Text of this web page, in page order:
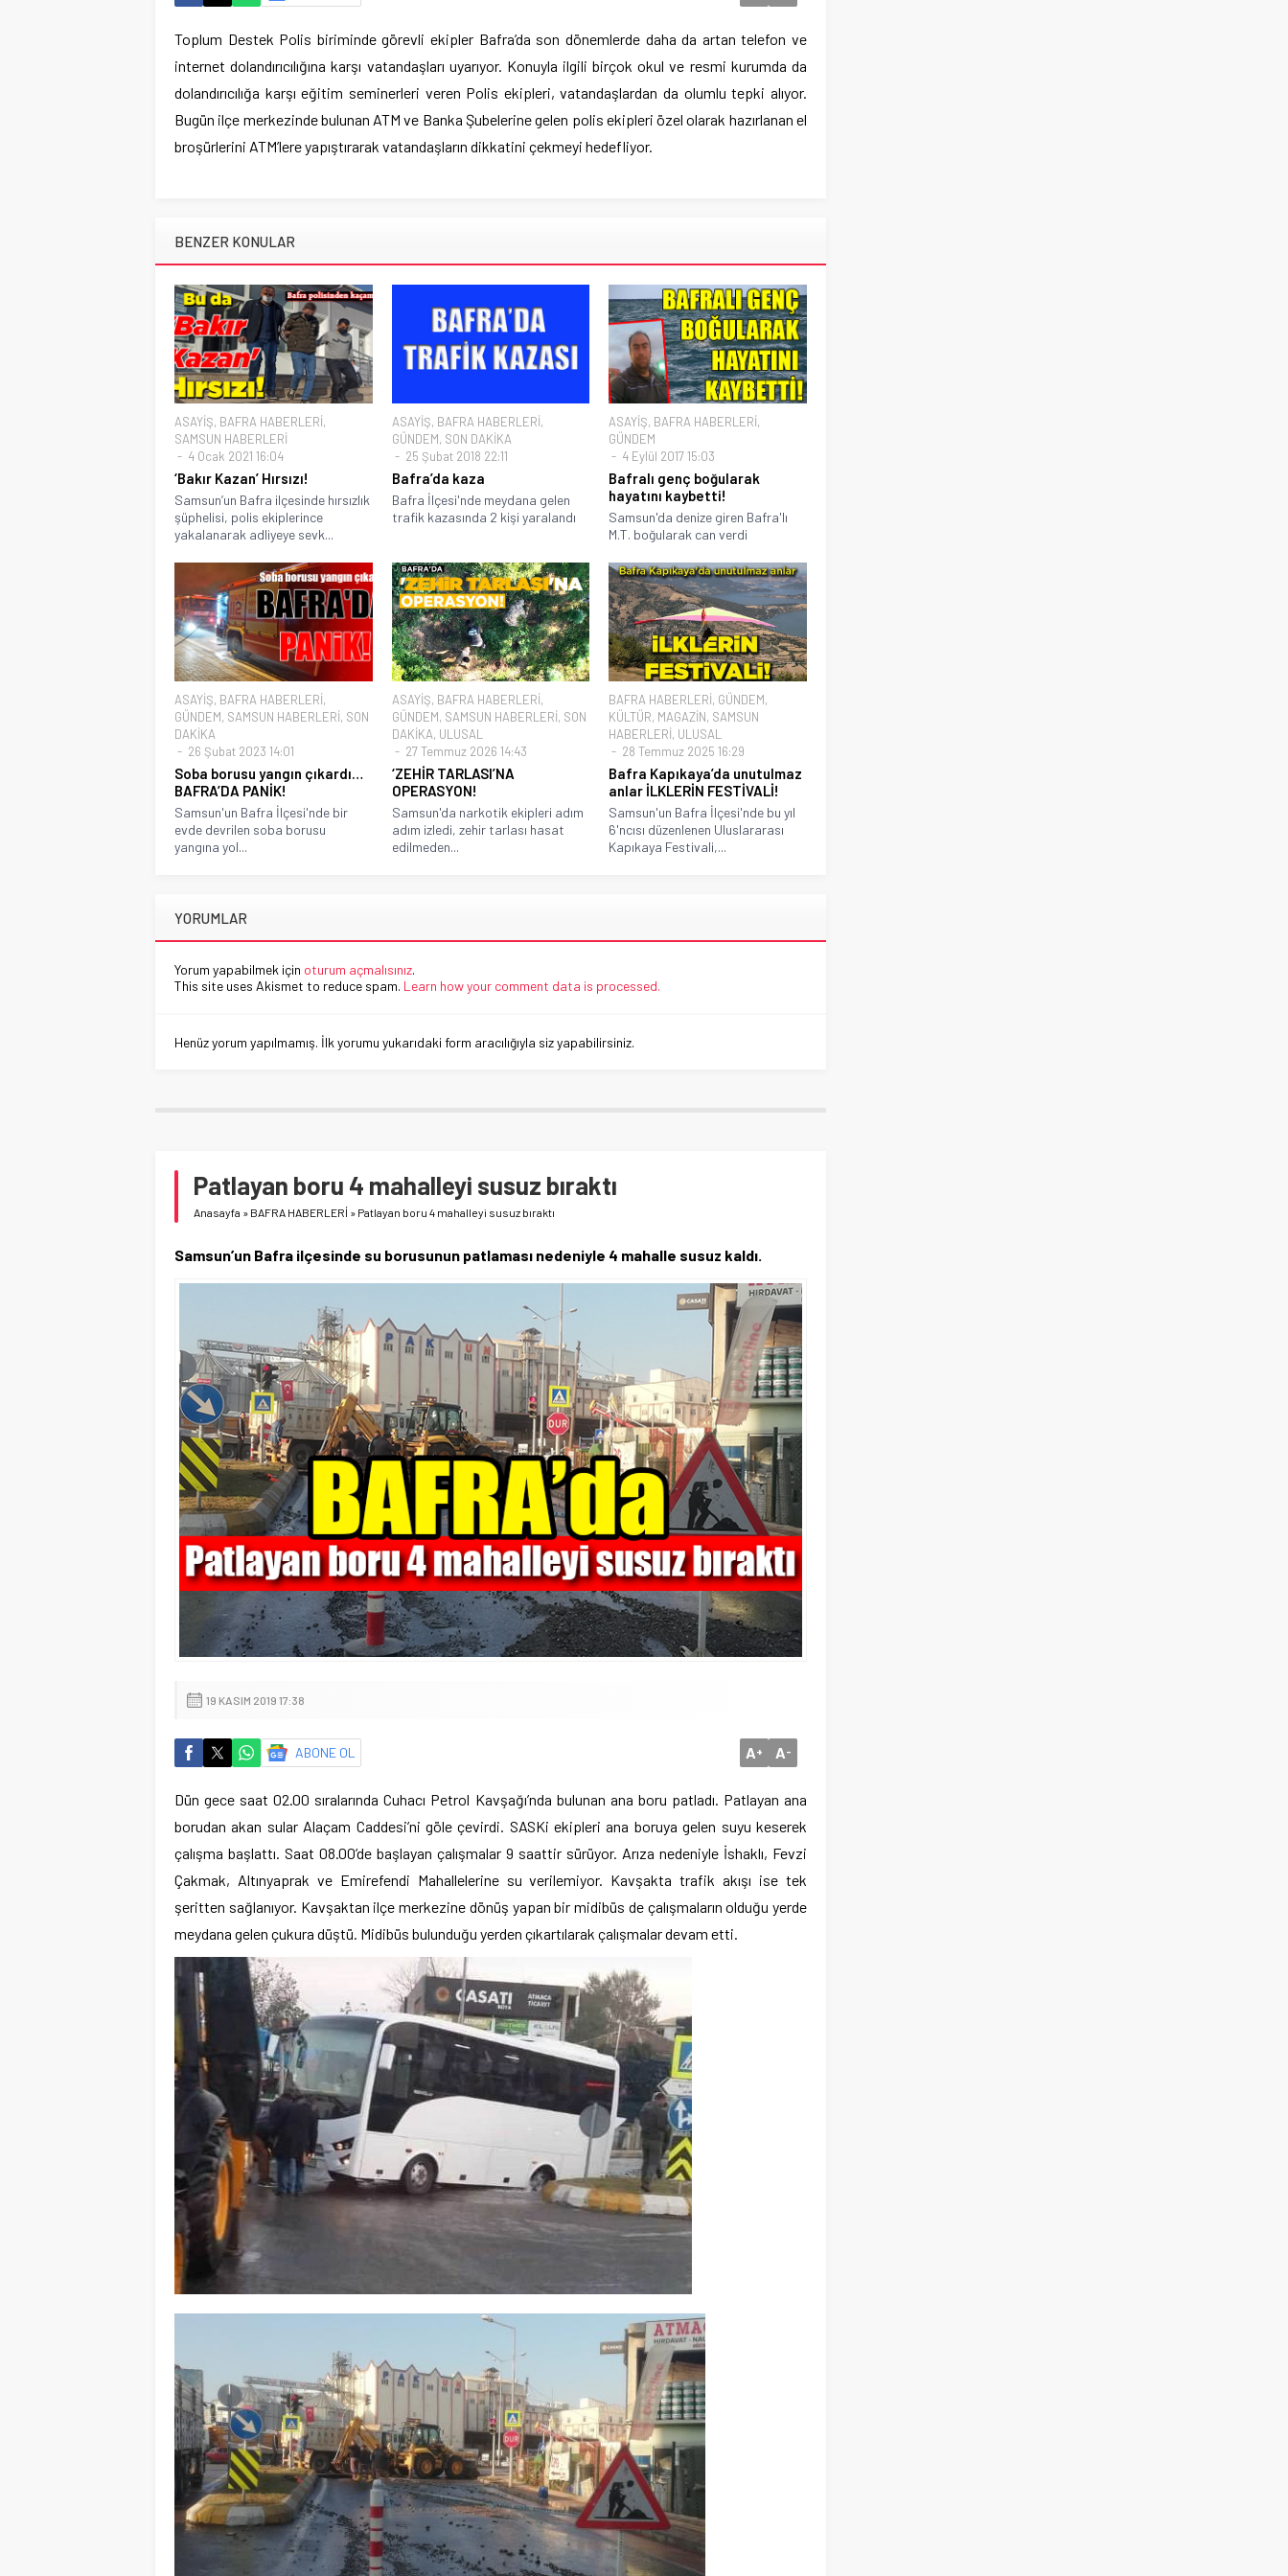
Toplum Destek Polis biriminde görevli ekipler Bafra’da son dönemlerde daha da artan telefon ve
internet dolandırıcılığına karşı vatandaşları uyarıyor. Konuyla ilgili birçok okul ve resmi kurumda da
dolandırıcılığa karşı eğitim seminerleri veren Polis ekipleri, vatandaşlardan da olumlu tepki alıyor.
Bugün ilçe merkezinde bulunan ATM ve Banka Şubelerine gelen polis ekipleri özel olarak hazırlanan el
broşürlerini ATM’lere yapıştırarak vatandaşların dikkatini çekmeyi hedefliyor.
BENZER KONULAR
ASAYİŞ, BAFRA HABERLERİ,
SAMSUN HABERLERİ
4 Ocak 2021 16:04
‘Bakır Kazan’ Hırsızı!
Samsun’un Bafra ilçesinde hırsızlık
şüphelisi, polis ekiplerince
yakalanarak adliyeye sevk...
ASAYİŞ, BAFRA HABERLERİ,
GÜNDEM, SON DAKİKA
25 Şubat 2018 22:11
Bafra’da kaza
Bafra İlçesi'nde meydana gelen
trafik kazasında 2 kişi yaralandı
ASAYİŞ, BAFRA HABERLERİ,
GÜNDEM
4 Eylül 2017 15:03
Bafralı genç boğularak
hayatını kaybetti!
Samsun'da denize giren Bafra'lı
M.T. boğularak can verdi
ASAYİŞ, BAFRA HABERLERİ,
GÜNDEM, SAMSUN HABERLERİ, SON
DAKİKA
26 Şubat 2023 14:01
Soba borusu yangın çıkardı…
BAFRA’DA PANİK!
Samsun'un Bafra İlçesi'nde bir
evde devrilen soba borusu
yangına yol...
ASAYİŞ, BAFRA HABERLERİ,
GÜNDEM, SAMSUN HABERLERİ, SON
DAKİKA, ULUSAL
27 Temmuz 2026 14:43
‘ZEHİR TARLASI’NA
OPERASYON!
Samsun'da narkotik ekipleri adım
adım izledi, zehir tarlası hasat
edilmeden...
BAFRA HABERLERİ, GÜNDEM,
KÜLTÜR, MAGAZİN, SAMSUN
HABERLERİ, ULUSAL
28 Temmuz 2025 16:29
Bafra Kapıkaya’da unutulmaz
anlar İLKLERİN FESTİVALİ!
Samsun'un Bafra İlçesi'nde bu yıl
6'ncısı düzenlenen Uluslararası
Kapıkaya Festivali,...
YORUMLAR
Yorum yapabilmek için oturum açmalısınız.
This site uses Akismet to reduce spam. Learn how your comment data is processed.
Henüz yorum yapılmamış. İlk yorumu yukarıdaki form aracılığıyla siz yapabilirsiniz.
Patlayan boru 4 mahalleyi susuz bıraktı
Anasayfa » BAFRA HABERLERİ » Patlayan boru 4 mahalleyi susuz bıraktı
Samsun’un Bafra ilçesinde su borusunun patlaması nedeniyle 4 mahalle susuz kaldı.
19 KASIM 2019 17:38
ABONE OL A+ A-
Dün gece saat 02.00 sıralarında Cuhacı Petrol Kavşağı’nda bulunan ana boru patladı. Patlayan ana
borudan akan sular Alaçam Caddesi’ni göle çevirdi. SASKi ekipleri ana boruya gelen suyu keserek
çalışma başlattı. Saat 08.00’de başlayan çalışmalar 9 saattir sürüyor. Arıza nedeniyle İshaklı, Fevzi
Çakmak, Altınyaprak ve Emirefendi Mahallelerine su verilemiyor. Kavşakta trafik akışı ise tek
şeritten sağlanıyor. Kavşaktan ilçe merkezine dönüş yapan bir midibüs de çalışmaların olduğu yerde
meydana gelen çukura düştü. Midibüs bulunduğu yerden çıkartılarak çalışmalar devam etti.